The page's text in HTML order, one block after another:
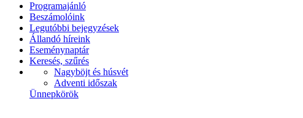
Programajánló
Beszámolóink
Legutóbbi bejegyzések
Állandó híreink
Eseménynaptár
Keresés, szűrés
Nagyböjt és húsvét
Adventi időszak
Ünnepkörök